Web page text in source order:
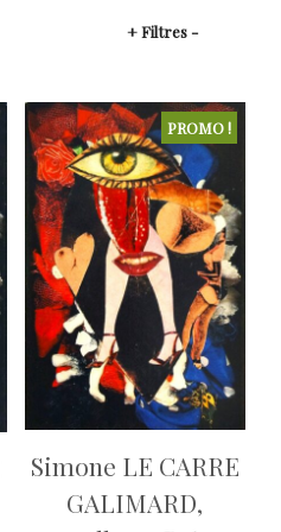
+ Filtres -
PROMO !
Simone LE CARRE
GALIMARD,